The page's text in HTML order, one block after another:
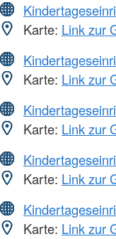
Karte: Link zur
Karte: Link zur
Karte: Link zur
Karte: Link zur
Karte: Link zur